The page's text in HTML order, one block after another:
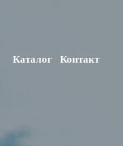
Каталог Контакт